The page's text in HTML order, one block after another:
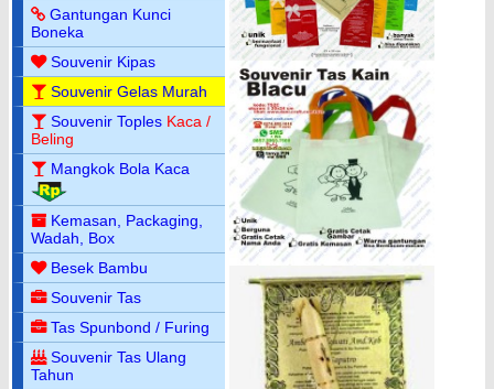
Gantungan Kunci
Boneka
Souvenir Kipas
Souvenir Gelas Murah
Souvenir Toples Kaca /
Beling
Mangkok Bola Kaca
Kemasan, Packaging,
Wadah, Box
Besek Bambu
Souvenir Tas
Tas Spunbond / Furing
Souvenir Tas Ulang
Tahun